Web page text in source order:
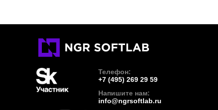
Телефон:
+7 (495) 269 29 59
Напишите нам:
info@ngrsoftlab.ru